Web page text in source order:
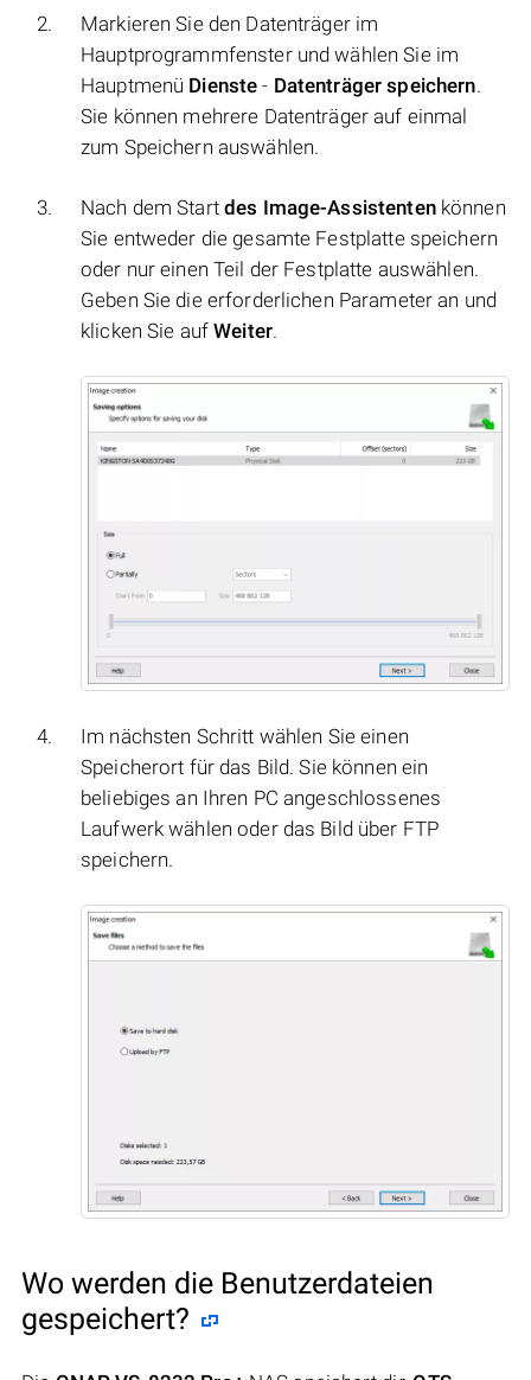
Markieren Sie den Datenträger im
Hauptprogrammfenster und wählen Sie im
Hauptmenü Dienste - Datenträger speichern.
Sie können mehrere Datenträger auf einmal
zum Speichern auswählen.
Nach dem Start des Image-Assistentenkönnen
Sie entweder die gesamte Festplatte speichern
oder nur einen Teil der Festplatte auswählen.
Geben Sie die erforderlichen Parameter an und
klicken Sie aufWeiter.
Im nächsten Schritt wählen Sie einen
Speicherort für das Bild. Sie können ein
beliebiges an Ihren PC angeschlossenes
Laufwerk wählen oder das Bild über FTP
speichern.
Wo werden die Benutzerdateien
gespeichert?